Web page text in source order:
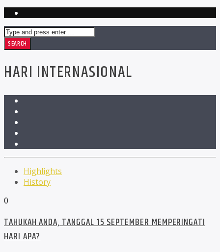
HARI INTERNASIONAL
Highlights
History
0
TAHUKAH ANDA, TANGGAL 15 SEPTEMBER MEMPERINGATI
HARI APA?